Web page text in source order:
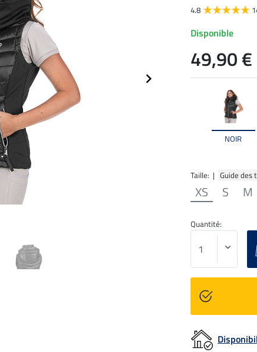
NOIR
Taille: | Guide des
XS S M
4.8
Disponible
49,90 €
Quantité: